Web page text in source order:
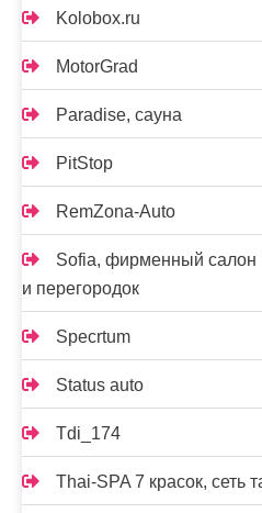
Kolobox.ru
MotorGrad
Paradise, сауна
PitStop
RemZona-Auto
Sofia, фирменный
и перегородок
Specrtum
Status auto
Tdi_174
Thai-SPA 7 красок, сеть